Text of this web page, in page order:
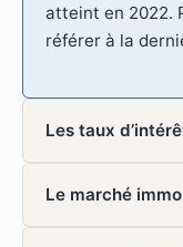
atteint en 2022.
référer à la
Les taux
Le marché